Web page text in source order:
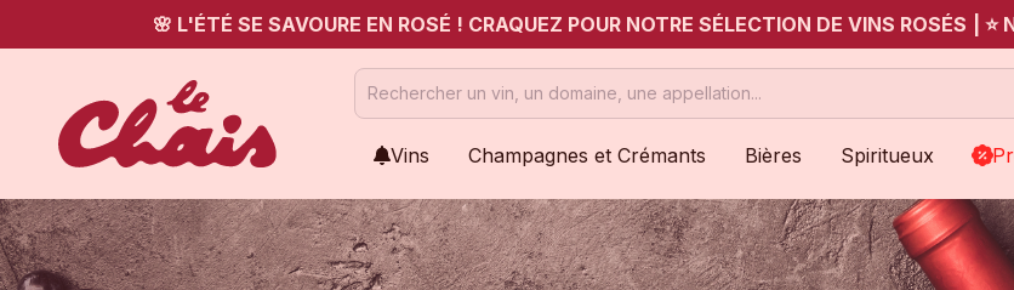
🌸 L'ÉTÉ SE SAVOURE EN ROSÉ ! CRAQUEZ POUR NOTRE SÉLECTION DE VINS ROSÉS ⭐
Vins Champagnes et Crémants Bières Spiritueux